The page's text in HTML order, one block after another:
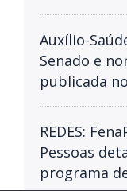
Auxílio-
Senado e
publicada
REDES:
Pessoas
programa